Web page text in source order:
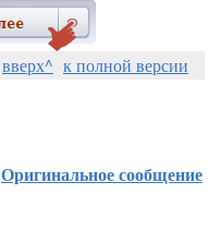
вверх^ к полной версии
Оригинальное сообщение